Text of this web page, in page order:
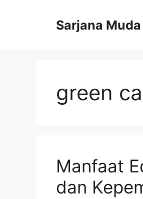
Sarjana Muda
green
Manfaat
dan